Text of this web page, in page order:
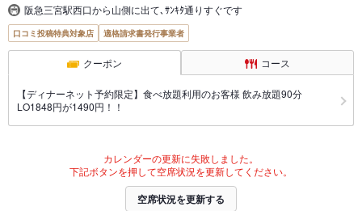
阪急三宮駅西口から山側に出て､ｻﾝｷﾀ通りすぐです
口コミ投稿特典対象店 適格請求書発行事業者
クーポン コース
【ディナーネット予約限定】食べ放題利用のお客様 飲み放題90分
LO1848円が1490円！！
カレンダーの更新に失敗しました。
下記ボタンを押して空席状況を更新してください。
空席状況を更新する